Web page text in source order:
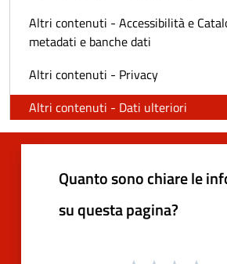
Altri contenuti - Accessibilità e
metadati e banche dati
Altri contenuti - Privacy
Altri contenuti - Dati ulteriori
Quanto sono chiare le
su questa pagina?